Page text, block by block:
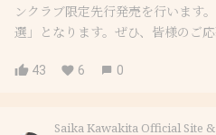
ンクラブ限定先行発売を行います
選」となります。ぜひ、皆様のご
43 6 0
Saika Kawakita Official Site